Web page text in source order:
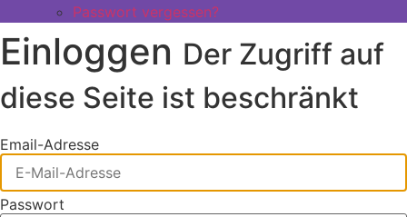
Passwort vergessen?
Einloggen Der Zugriff auf
diese Seite ist beschränkt
Email-Adresse
Passwort